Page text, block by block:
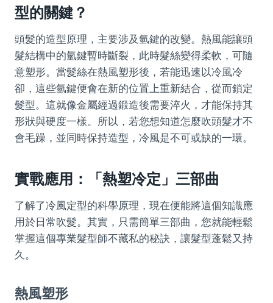
型的關鍵？
頭髮的造型原理，主要涉及氫鍵的改變。熱風能讓頭
髮結構中的氫鍵暫時斷裂，此時髮絲變得柔軟，可隨
意塑形。當髮絲在熱風塑形後，若能迅速以冷風冷
卻，這些氫鍵便會在新的位置上重新結合，從而鎖定
髮型。這就像金屬經過鍛造後需要淬火，才能保持其
形狀與硬度一樣。所以，若您想知道怎麼吹頭髮才不
會毛躁，並同時保持造型，冷風是不可或缺的一環。
實戰應用：「熱塑冷定」三部曲
了解了冷風定型的科學原理，現在便能將這個知識應
用於日常吹髮。其實，只需簡單三部曲，您就能輕鬆
掌握這個專業髮型師不藏私的秘訣，讓髮型蓬鬆又持
久。
熱風塑形